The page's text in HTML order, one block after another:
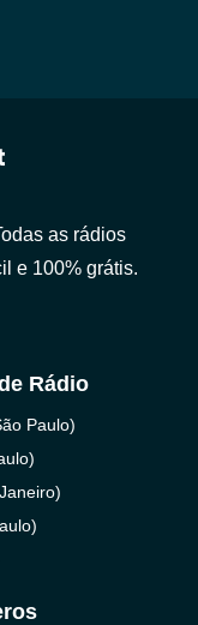
as rádios
e 100% grátis.
Rádio
Paulo)